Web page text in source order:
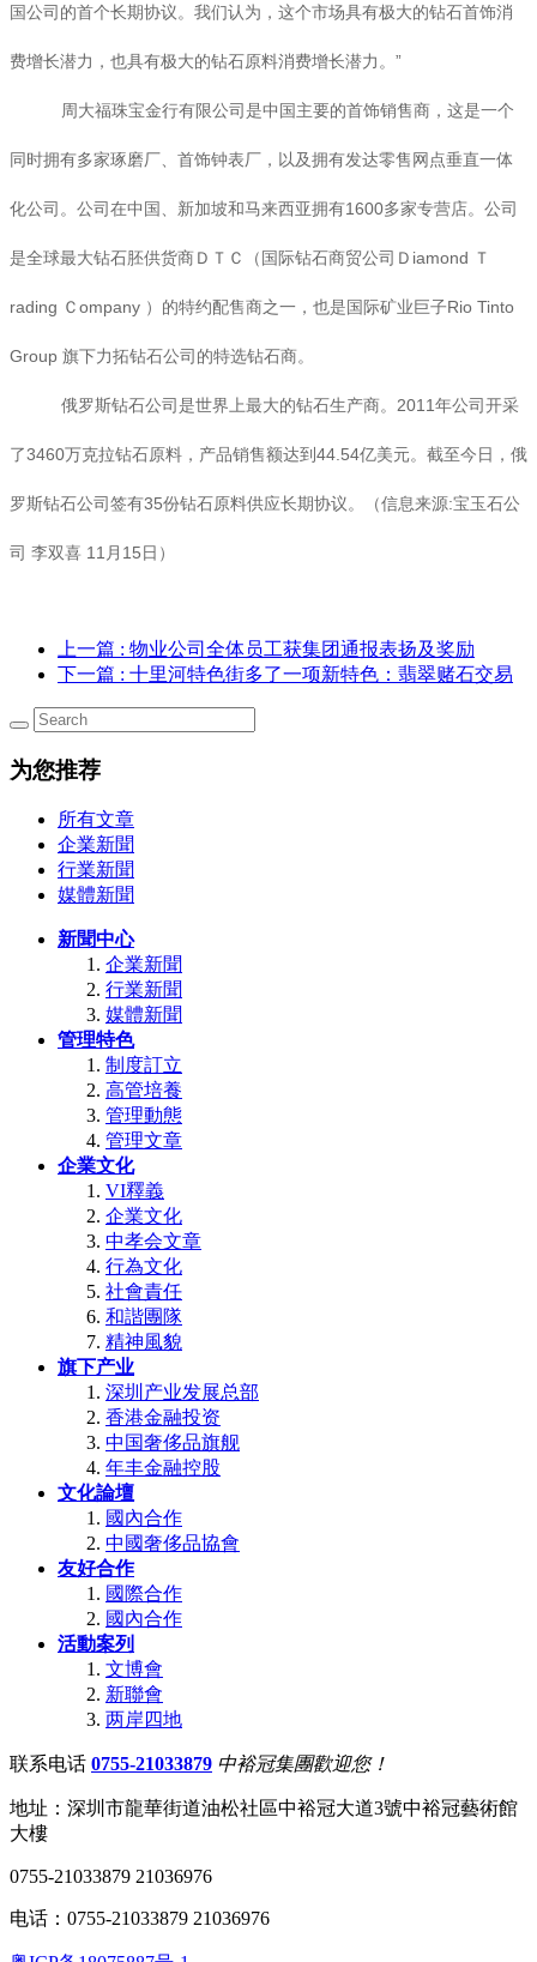
国公司的首个长期协议。我们认为，这个市场具有极大的钻石首饰消
费增长潜力，也具有极大的钻石原料消费增长潜力。”
周大福珠宝金行有限公司是中国主要的首饰销售商，这是一个
同时拥有多家琢磨厂、首饰钟表厂，以及拥有发达零售网点垂直一体
化公司。公司在中国、新加坡和马来西亚拥有1600多家专营店。公司
是全球最大钻石胚供货商ＤＴＣ（国际钻石商贸公司Ｄiamond Ｔ
rading Ｃompany ）的特约配售商之一，也是国际矿业巨子Rio Tinto
Group 旗下力拓钻石公司的特选钻石商。
俄罗斯钻石公司是世界上最大的钻石生产商。2011年公司开采
了3460万克拉钻石原料，产品销售额达到44.54亿美元。截至今日，俄
罗斯钻石公司签有35份钻石原料供应长期协议。（信息来源:宝玉石公
司 李双喜 11月15日）
上一篇 : 物业公司全体员工获集团通报表扬及奖励
下一篇 : 十里河特色街多了一项新特色：翡翠赌石交易
为您推荐
所有文章
企業新聞
行業新聞
媒體新聞
新聞中心
企業新聞
行業新聞
媒體新聞
管理特色
制度訂立
高管培養
管理動態
管理文章
企業文化
VI釋義
企業文化
中孝会文章
行為文化
社會責任
和諧團隊
精神風貌
旗下产业
深圳产业发展总部
香港金融投资
中国奢侈品旗舰
年丰金融控股
文化論壇
國內合作
中國奢侈品協會
友好合作
國際合作
國內合作
活動案列
文博會
新聯會
两岸四地
联系电话 0755-21033879 中裕冠集團歡迎您！
地址：深圳市龍華街道油松社區中裕冠大道3號中裕冠藝術館
大樓
0755-21033879 21036976
电话：0755-21033879 21036976